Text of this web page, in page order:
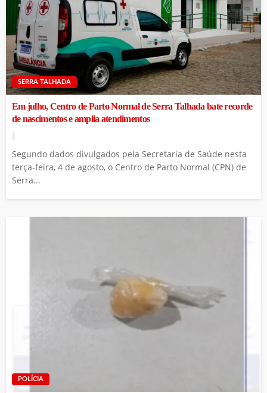
SERRA TALHADA
Em julho, Centro de Parto Normal de Serra Talhada bate recorde
de nascimentos e amplia atendimentos
Segundo dados divulgados pela Secretaria de Saúde nesta
terça-feira, 4 de agosto, o Centro de Parto Normal (CPN) de
Serra...
POLÍCIA